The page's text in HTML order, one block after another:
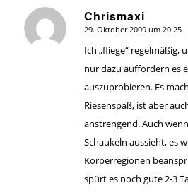
Chrismaxi
sagte:
29. Oktober 2009 um 20:25
Ich „fliege“ regelmäßig,
nur dazu auffordern es
auszuprobieren. Es
Riesenspaß, ist aber
anstrengend. Auch
Schaukeln aussieht, es
Körperregionen
spürt es noch gute 2-3